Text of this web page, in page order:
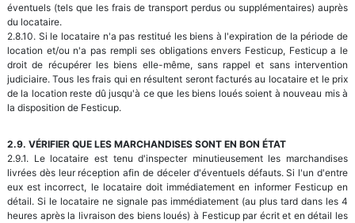
éventuels (tels que les frais de transport perdus ou supplémentaires) auprès
du locataire.
2.8.10. Si le locataire n'a pas restitué les biens à l'expiration de la période de
location et/ou n'a pas rempli ses obligations envers Festicup, Festicup a le
droit de récupérer les biens elle-même, sans rappel et sans intervention
judiciaire. Tous les frais qui en résultent seront facturés au locataire et le prix
de la location reste dû jusqu'à ce que les biens loués soient à nouveau mis à
la disposition de Festicup.
2.9. VÉRIFIER QUE LES MARCHANDISES SONT EN BON ÉTAT
2.9.1. Le locataire est tenu d'inspecter minutieusement les marchandises
livrées dès leur réception afin de déceler d'éventuels défauts. Si l'un d'entre
eux est incorrect, le locataire doit immédiatement en informer Festicup en
détail. Si le locataire ne signale pas immédiatement (au plus tard dans les 4
heures après la livraison des biens loués) à Festicup par écrit et en détail les